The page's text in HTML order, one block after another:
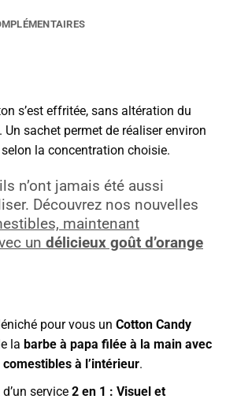
s’est effritée, sans altération du
sachet permet de réaliser environ
la concentration choisie.
n’ont jamais été aussi
Découvrez nos nouvelles
maintenant
un délicieux goût d’orange
pour vous un Cotton Candy
la barbe à papa filée à la main avec
à l’intérieur.
d’un service 2 en 1 : Visuel et